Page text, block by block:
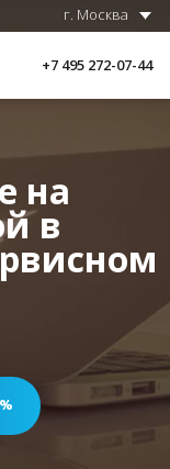
г. Москва
+7 495 272-07-44
на
в